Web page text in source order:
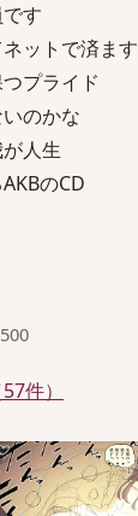
す
ネットで済ます
プライド
いのかな
人生
のCD
件）